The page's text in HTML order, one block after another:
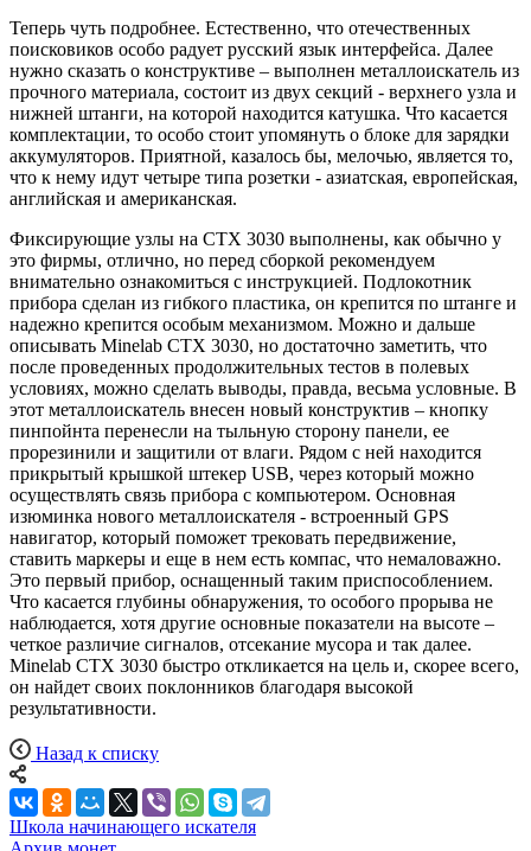
Теперь чуть подробнее. Естественно, что отечественных
поисковиков особо радует русский язык интерфейса. Далее
нужно сказать о конструктиве – выполнен металлоискатель из
прочного материала, состоит из двух секций - верхнего узла и
нижней штанги, на которой находится катушка. Что касается
комплектации, то особо стоит упомянуть о блоке для зарядки
аккумуляторов. Приятной, казалось бы, мелочью, является то,
что к нему идут четыре типа розетки - азиатская, европейская,
английская и американская.
Фиксирующие узлы на CTX 3030 выполнены, как обычно у
это фирмы, отлично, но перед сборкой рекомендуем
внимательно ознакомиться с инструкцией. Подлокотник
прибора сделан из гибкого пластика, он крепится по штанге и
надежно крепится особым механизмом. Можно и дальше
описывать Minelab CTX 3030, но достаточно заметить, что
после проведенных продолжительных тестов в полевых
условиях, можно сделать выводы, правда, весьма условные. В
этот металлоискатель внесен новый конструктив – кнопку
пинпойнта перенесли на тыльную сторону панели, ее
прорезинили и защитили от влаги. Рядом с ней находится
прикрытый крышкой штекер USB, через который можно
осуществлять связь прибора с компьютером. Основная
изюминка нового металлоискателя - встроенный GPS
навигатор, который поможет трековать передвижение,
ставить маркеры и еще в нем есть компас, что немаловажно.
Это первый прибор, оснащенный таким приспособлением.
Что касается глубины обнаружения, то особого прорыва не
наблюдается, хотя другие основные показатели на высоте –
четкое различие сигналов, отсекание мусора и так далее.
Minelab CTX 3030 быстро откликается на цель и, скорее всего,
он найдет своих поклонников благодаря высокой
результативности.
Назад к списку
Школа начинающего искателя